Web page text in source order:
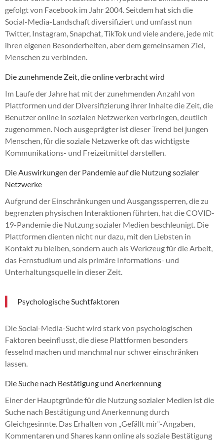
gefolgt von Facebook im Jahr 2004. Seitdem hat sich die
Social-Media-Landschaft diversifiziert und umfasst nun
Twitter, Instagram, Snapchat, TikTok und viele andere, jede mit
ihren eigenen Besonderheiten, aber dem gemeinsamen Ziel,
Menschen zu verbinden.
Die zunehmende Zeit, die online verbracht wird
Im Laufe der Jahre hat mit der zunehmenden Anzahl von
Plattformen und der Diversifizierung ihrer Inhalte die Zeit, die
Benutzer online in sozialen Netzwerken verbringen, deutlich
zugenommen. Noch ausgeprägter ist dieser Trend bei jungen
Menschen, für die soziale Netzwerke oft das wichtigste
Kommunikations- und Freizeitmittel darstellen.
Die Auswirkungen der Pandemie auf die Nutzung sozialer
Netzwerke
Aufgrund der Einschränkungen und Ausgangssperren, die zu
begrenzten physischen Interaktionen führten, hat die COVID-
19-Pandemie die Nutzung sozialer Medien beschleunigt. Die
Plattformen dienten nicht nur dazu, mit den Liebsten in
Kontakt zu bleiben, sondern auch als Werkzeug für die Arbeit,
das Fernstudium und als primäre Informations- und
Unterhaltungsquelle in dieser Zeit.
Psychologische Suchtfaktoren
Die Social-Media-Sucht wird stark von psychologischen
Faktoren beeinflusst, die diese Plattformen besonders
fesselnd machen und manchmal nur schwer einschränken
lassen.
Die Suche nach Bestätigung und Anerkennung
Einer der Hauptgründe für die Nutzung sozialer Medien ist die
Suche nach Bestätigung und Anerkennung durch
Gleichgesinnte. Das Erhalten von „Gefällt mir“-Angaben,
Kommentaren und Shares kann online als soziale Bestätigung